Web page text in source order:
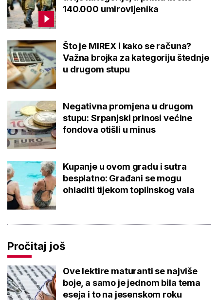
140.000 umirovljenika
Što je MIREX i kako se računa?
Važna brojka za kategoriju štednje
u drugom stupu
Negativna promjena u drugom
stupu: Srpanjski prinosi većine
fondova otišli u minus
Kupanje u ovom gradu i sutra
besplatno: Građani se mogu
ohladiti tijekom toplinskog vala
Pročitaj još
Ove lektire maturanti se najviše
boje, a samo je jednom bila tema
eseja i to na jesenskom roku